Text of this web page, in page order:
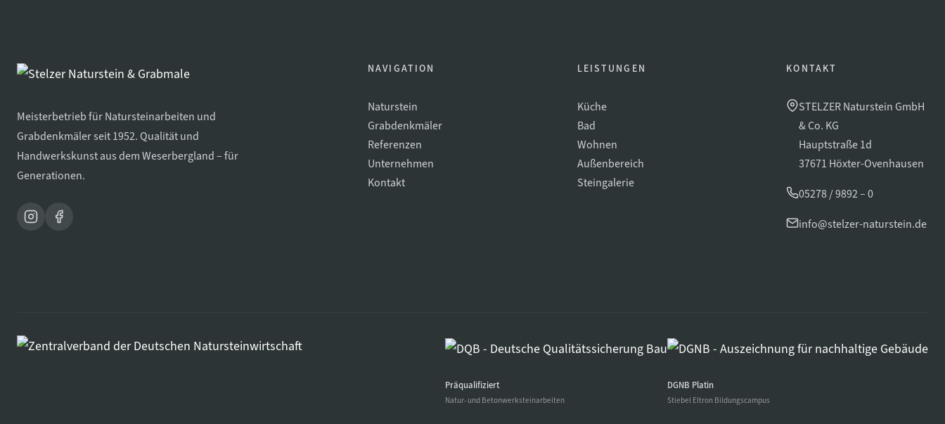
Meisterbetrieb für Natursteinarbeiten und
Grabdenkmäler seit 1952. Qualität und
Handwerkskunst aus dem Weserbergland – für
Generationen.
NAVIGATION
Naturstein
Grabdenkmäler
Referenzen
Unternehmen
Kontakt
LEISTUNGEN
Küche
Bad
Wohnen
Außenbereich
Steingalerie
KONTAKT
STELZER Naturstein GmbH
& Co. KG
Hauptstraße 1d
37671 Höxter-Ovenhausen
05278 / 9892 – 0
info@stelzer-naturstein.de
Präqualifiziert
Natur- und Betonwerksteinarbeiten
DGNB Platin
Stiebel Eltron Bildungscampus